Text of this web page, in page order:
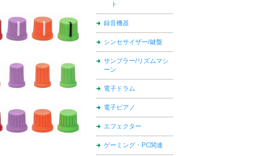
ト
録音機器
シンセサイザー/鍵盤
サンプラー/リズムマシ
ーン
電子ドラム
電子ピアノ
エフェクター
ゲーミング・PC関連